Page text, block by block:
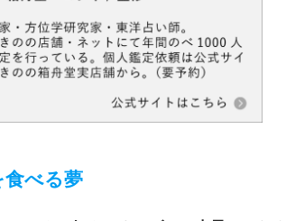
食べる夢